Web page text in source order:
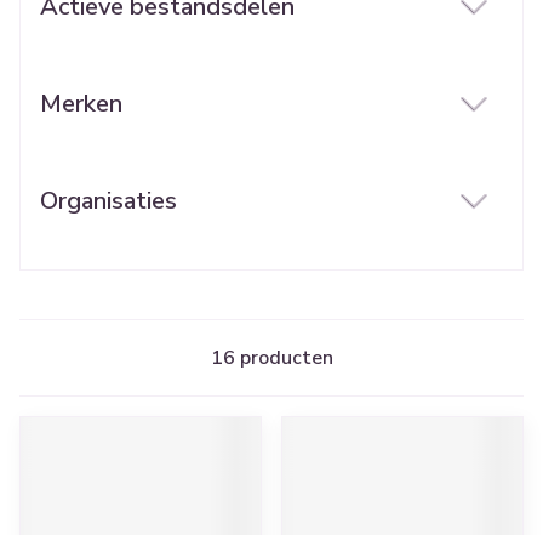
Actieve bestandsdelen
Merken
Organisaties
16 producten